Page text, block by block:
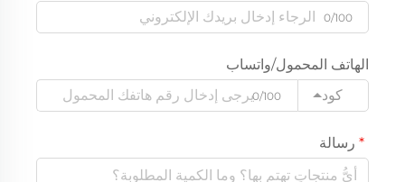
0/100
الهاتف المحمول/واتساب
كود
0/100
رسالة